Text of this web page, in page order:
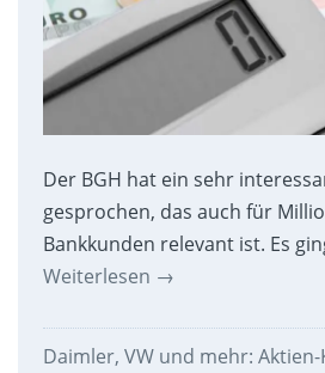
Der BGH hat ein sehr
gesprochen, das auch für
Bankkunden relevant ist. Es
Weiterlesen →
Daimler, VW und mehr: